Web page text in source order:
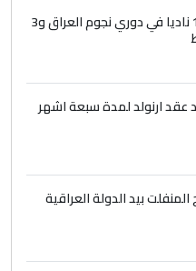
لجنة التراخيص : 17 ناديا في دوري نجوم العراق و3
عقد ارنولد لمدة سبعة اشهر
بيد الدولة العراقية